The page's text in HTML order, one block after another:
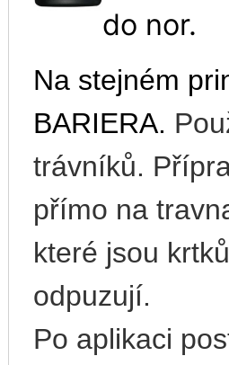
do nor.
Na stejném
BARIERA.
trávníků.
přímo na
které jsou
odpuzují.
Po aplikaci